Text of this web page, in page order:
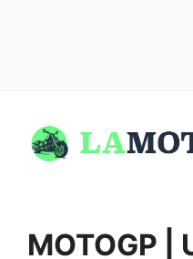
contenuto
MOTOGP |